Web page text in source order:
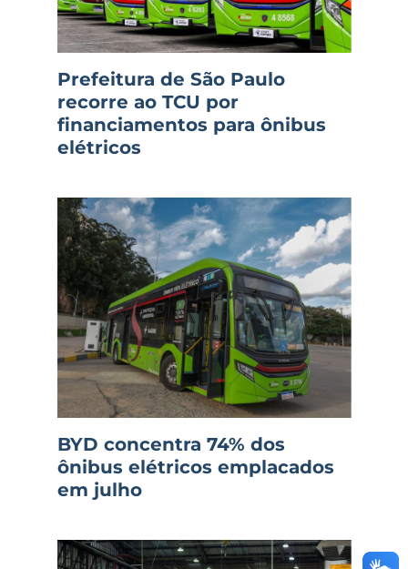
Prefeitura de São Paulo
recorre ao TCU por
financiamentos para ônibus
elétricos
BYD concentra 74% dos
ônibus elétricos emplacados
em julho